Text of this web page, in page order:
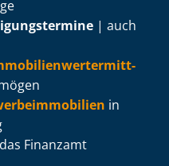
| auch
in
Finanzamt